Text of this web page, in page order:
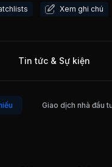
Phương Garden (Hà Nội),
Vân Canh. HD8 được giao
03/2018.
Xem ghi chú
Tin tức & Sự kiện
Giao dịch nhà đầu